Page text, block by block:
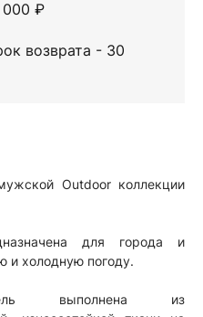
000 ₽
возврата - 30
Outdoor коллекции
для города и
и холодную погоду.
выполнена из